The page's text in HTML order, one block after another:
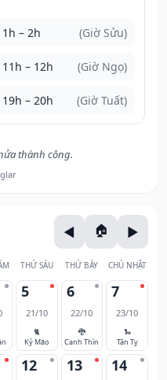
1h – 2h (Giờ Sửu)
11h – 12h (Giờ Ngọ)
19h – 20h (Giờ Tuất)
thành công.
THỨ SÁU THỨ BẢY CHỦ NHẬT
5
21/10
🐈
Kỷ Mão
6
22/10
🐉
Canh Thìn
7
23/10
🐍
Tân Tỵ
12 13 14